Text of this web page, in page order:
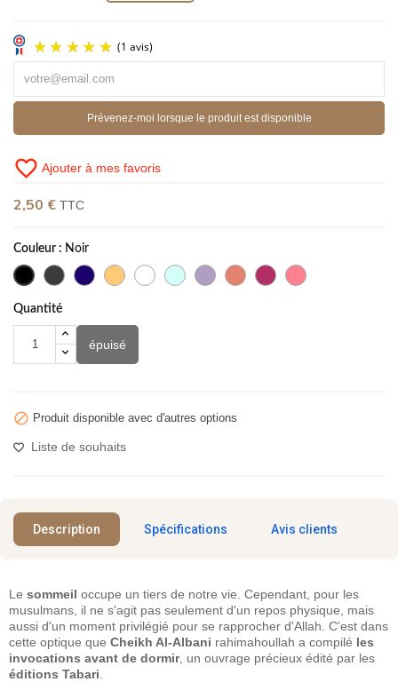
Prévenez-moi lorsque le produit est disponible
favorite_border Ajouter à mes favoris
2,50 € TTC
Couleur : Noir
Quantité
épuisé
 Produit disponible avec d'autres options
Liste de souhaits
Description Spécifications Avis clients
Le sommeil occupe un tiers de notre vie. Cependant, pour les
musulmans, il ne s'agit pas seulement d'un repos physique, mais
aussi d'un moment privilégié pour se rapprocher d'Allah. C'est dans
cette optique que Cheikh Al-Albani rahimahoullah a compilé les
invocations avant de dormir, un ouvrage précieux édité par les
éditions Tabari